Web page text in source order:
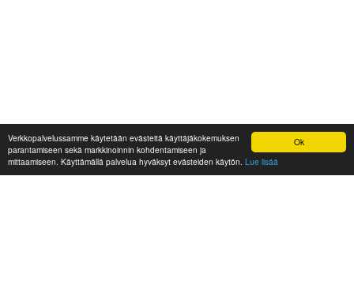
Ok
Verkkopalvelussamme käytetään evästeitä käyttäjäkokemuksen
parantamiseen sekä markkinoinnin kohdentamiseen ja
mittaamiseen. Käyttämällä palvelua hyväksyt evästeiden käytön. Lue lisää